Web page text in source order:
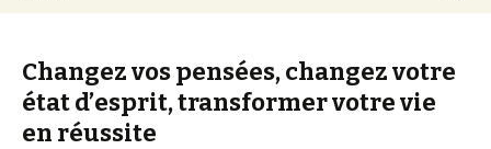
Changez vos pensées, changez votre
état d’esprit, transformer votre vie
en réussite